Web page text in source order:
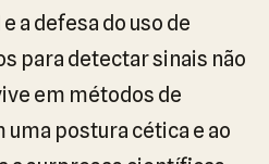
a defesa do uso de
para detectar sinais não
em métodos de
uma postura cética e ao